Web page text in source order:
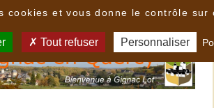
cookies et vous donne le contrôle sur
Tout refuser Personnaliser